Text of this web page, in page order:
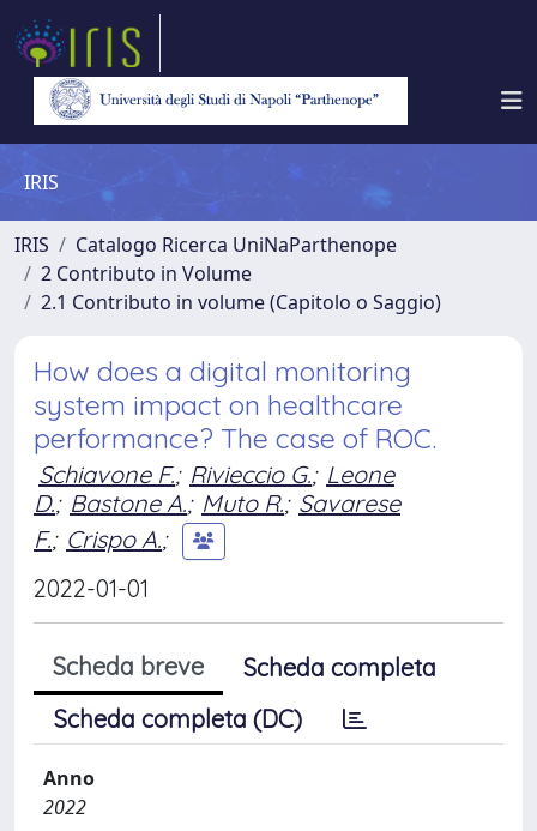
IRIS
IRIS
Catalogo Ricerca UniNaParthenope
2 Contributo in Volume
2.1 Contributo in volume (Capitolo o Saggio)
How does a digital monitoring
system impact on healthcare
performance? The case of ROC.
Schiavone F.; Rivieccio G.; Leone
D.; Bastone A.; Muto R.; Savarese
F.; Crispo A.;
2022-01-01
Scheda breve
Scheda completa
Scheda completa (DC)
Anno
2022